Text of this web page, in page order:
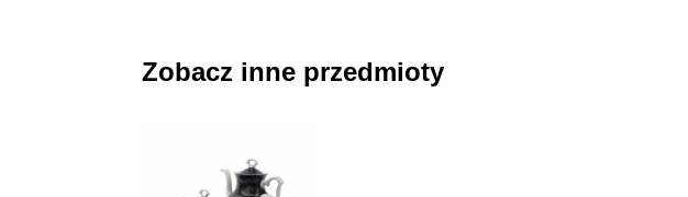
Zobacz inne przedmioty